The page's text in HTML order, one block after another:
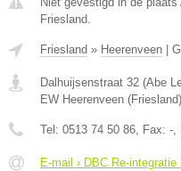
Friesland.
Friesland » Heerenveen
Dalhuijsenstraat 32 (Abe
EW Heerenveen (Friesland)
Tel: 0513 74 50 86, Fax: -,
E-mail › DBC Re-integratie